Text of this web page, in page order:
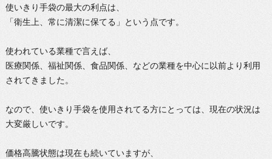
使いきり手袋の最大の利点は、
「衛生上、常に清潔に保てる」という点です。
使われている業種で言えば、
医療関係、福祉関係、食品関係、などの業種を中心に以前より利用
されてきました。
なので、使いきり手袋を使用されてる方にとっては、現在の状況は
大変厳しいです。
価格高騰状態は現在も続いていますが、